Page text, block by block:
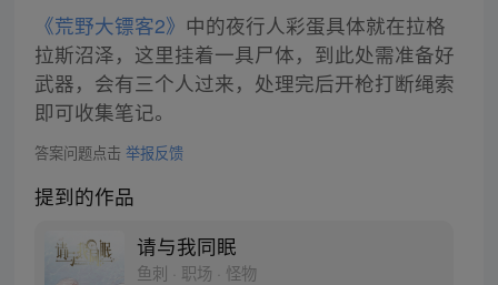
《荒野大镖客2》 中的夜行人彩蛋具体就在拉格
拉斯沼泽，这里挂着一具尸体，到此处需准备好
武器，会有三个人过来，处理完后开枪打断绳索
即可收集笔记。
答案问题点击 举报反馈
提到的作品
请与我同眠
鱼刺 · 职场 · 怪物